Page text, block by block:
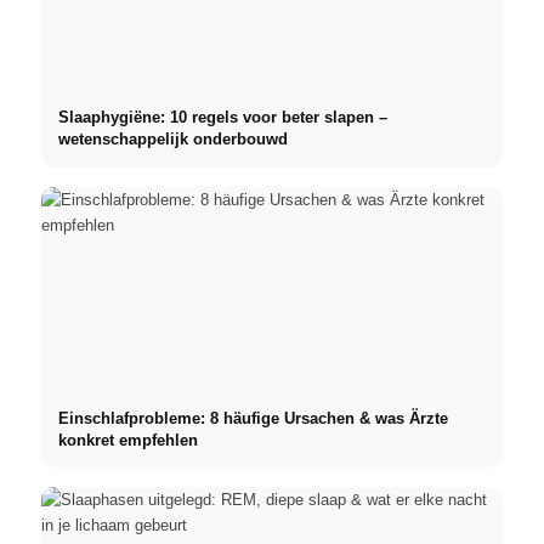
Slaaphygiëne: 10 regels voor beter slapen –
wetenschappelijk onderbouwd
Einschlafprobleme: 8 häufige Ursachen & was Ärzte
konkret empfehlen